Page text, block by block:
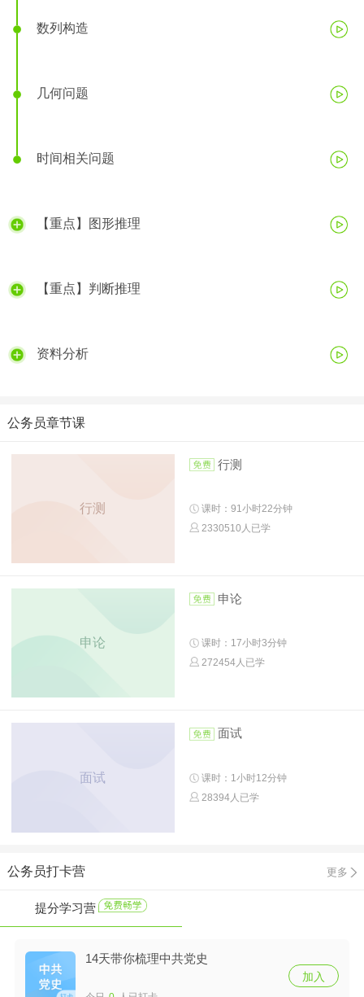
数列构造
几何问题
时间相关问题
【重点】图形推理
【重点】判断推理
资料分析
公务员章节课
行测
行测
课时：91小时22分钟
2330510人已学
申论
申论
课时：17小时3分钟
272454人已学
面试
面试
课时：1小时12分钟
28394人已学
公务员打卡营 更多
提分学习营
14天带你梳理中共党史
加入